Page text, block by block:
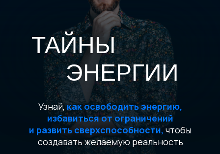
Узнай,как освободить энергию,
избавиться от ограничений
и развить сверхспособности,чтобы
создавать желаемую реальность
ТАЙНЫ
ЭНЕРГИИ